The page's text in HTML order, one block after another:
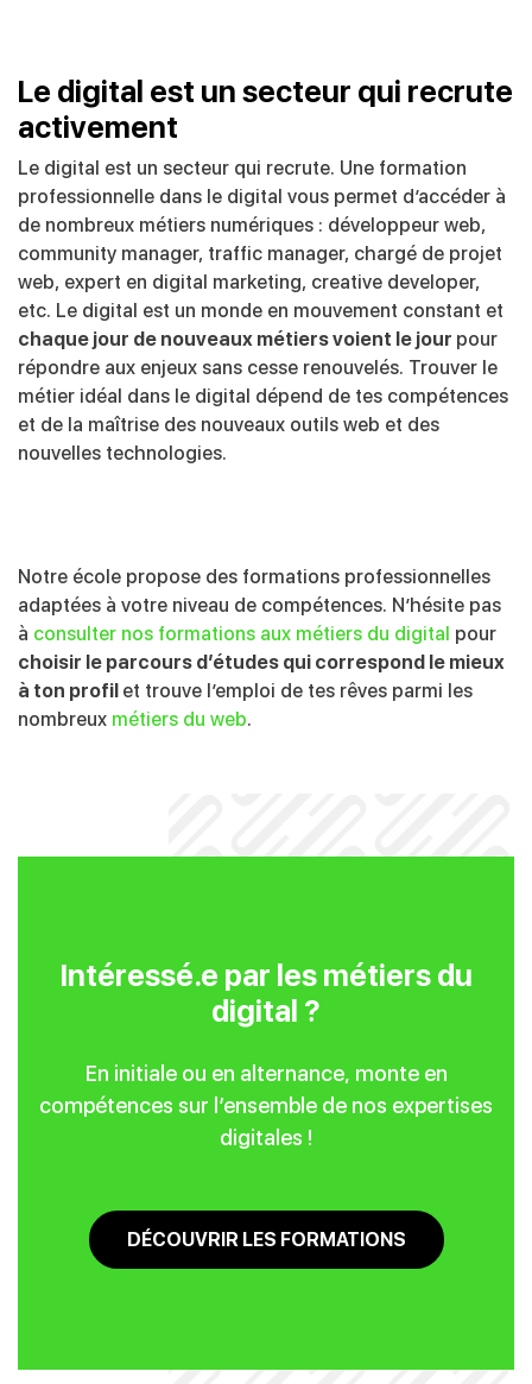
Le digital est un secteur qui recrute
activement
Le digital est un secteur qui recrute. Une formation
professionnelle dans le digital vous permet d’accéder à
de nombreux métiers numériques : développeur web,
community manager, traffic manager, chargé de projet
web, expert en digital marketing, creative developer,
etc. Le digital est un monde en mouvement constant et
chaque jour de nouveaux métiers voient le jour pour
répondre aux enjeux sans cesse renouvelés. Trouver le
métier idéal dans le digital dépend de tes compétences
et de la maîtrise des nouveaux outils web et des
nouvelles technologies.
Notre école propose des formations professionnelles
adaptées à votre niveau de compétences. N’hésite pas
à consulter nos formations aux métiers du digital pour
choisir le parcours d’études qui correspond le mieux
à ton profil et trouve l’emploi de tes rêves parmi les
nombreux métiers du web.
Intéressé.e par les métiers du
digital ?
En initiale ou en alternance, monte en
compétences sur l’ensemble de nos expertises
digitales !
DÉCOUVRIR LES FORMATIONS